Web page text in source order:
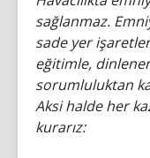
sağlanmaz.
sade yer
eğitimle,
sorumluluktan
Aksi halde her
kurarız: